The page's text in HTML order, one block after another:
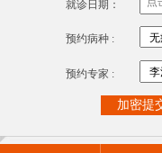
就诊日期：
预约病种 :
预约专家 :